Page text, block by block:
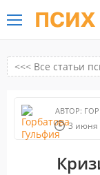
ПСИХ
<<< Все статьи
АВТОР:
3 июня